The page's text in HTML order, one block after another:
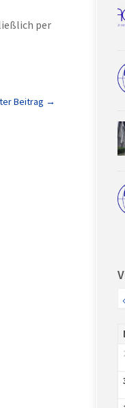
per
Beitrag →